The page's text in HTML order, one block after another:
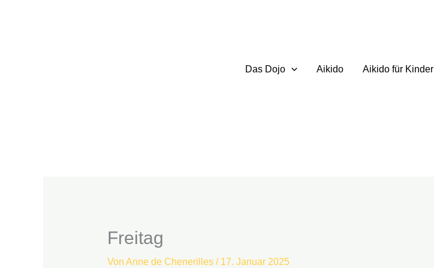
Das Dojo Aikido Aikido für Kinder
Freitag
Von Anne de Chenerilles / 17. Januar 2025